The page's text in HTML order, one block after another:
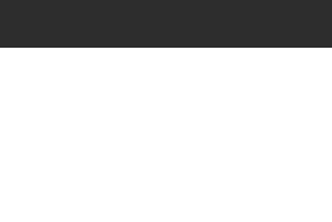
ชันไทยบนเวทีนานาชาติ ที่ประเทศอังกฤษ :